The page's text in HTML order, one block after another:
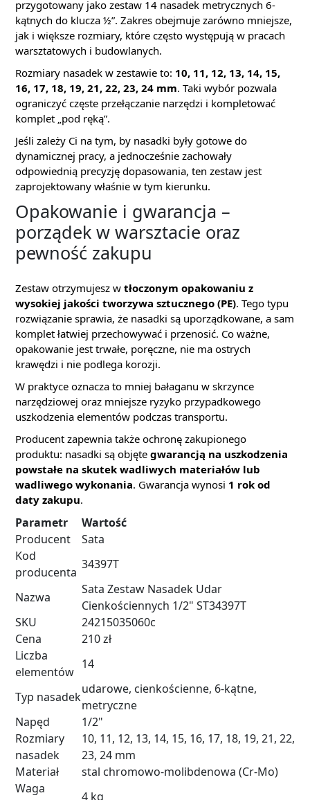
przygotowany jako zestaw 14 nasadek metrycznych 6-
kątnych do klucza ½”. Zakres obejmuje zarówno mniejsze,
jak i większe rozmiary, które często występują w pracach
warsztatowych i budowlanych.
Rozmiary nasadek w zestawie to: 10, 11, 12, 13, 14, 15,
16, 17, 18, 19, 21, 22, 23, 24 mm. Taki wybór pozwala
ograniczyć częste przełączanie narzędzi i kompletować
komplet „pod ręką”.
Jeśli zależy Ci na tym, by nasadki były gotowe do
dynamicznej pracy, a jednocześnie zachowały
odpowiednią precyzję dopasowania, ten zestaw jest
zaprojektowany właśnie w tym kierunku.
Opakowanie i gwarancja –
porządek w warsztacie oraz
pewność zakupu
Zestaw otrzymujesz w tłoczonym opakowaniu z
wysokiej jakości tworzywa sztucznego (PE). Tego typu
rozwiązanie sprawia, że nasadki są uporządkowane, a sam
komplet łatwiej przechowywać i przenosić. Co ważne,
opakowanie jest trwałe, poręczne, nie ma ostrych
krawędzi i nie podlega korozji.
W praktyce oznacza to mniej bałaganu w skrzynce
narzędziowej oraz mniejsze ryzyko przypadkowego
uszkodzenia elementów podczas transportu.
Producent zapewnia także ochronę zakupionego
produktu: nasadki są objęte gwarancją na uszkodzenia
powstałe na skutek wadliwych materiałów lub
wadliwego wykonania. Gwarancja wynosi 1 rok od
daty zakupu.
Parametr
Wartość
Producent
Sata
Kod
producenta
34397T
Nazwa
Sata Zestaw Nasadek Udar
Cienkościennych 1/2" ST34397T
SKU
24215035060c
Cena
210 zł
Liczba
elementów
14
Typ nasadek
udarowe, cienkościenne, 6-kątne,
metryczne
Napęd
1/2"
Rozmiary
nasadek
10, 11, 12, 13, 14, 15, 16, 17, 18, 19, 21, 22,
23, 24 mm
Materiał
stal chromowo-molibdenowa (Cr-Mo)
Waga
4 kg